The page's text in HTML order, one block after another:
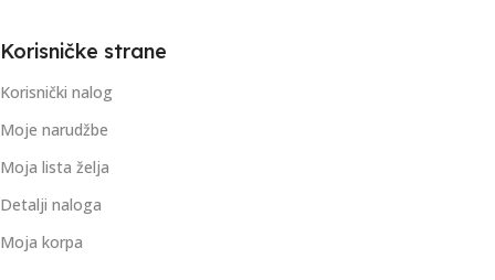
Korisničke strane
Korisnički nalog
Moje narudžbe
Moja lista želja
Detalji naloga
Moja korpa